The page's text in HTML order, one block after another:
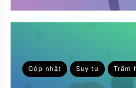
Góp nhặt Suy tư Trăm